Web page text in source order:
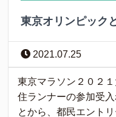
東京オリンピック
2021.07.25
東京マラソン２０２
住ランナーの参加受
とから、都民エント